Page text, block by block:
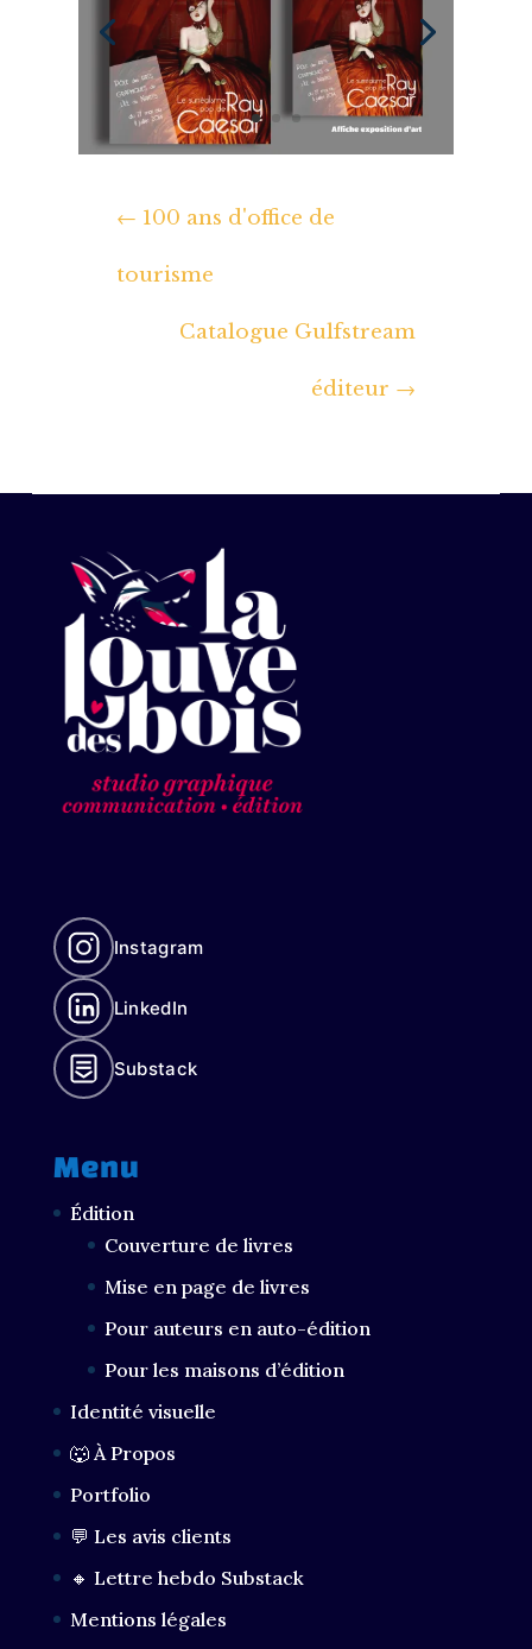
← 100 ans d'office de
tourisme
Catalogue Gulfstream
éditeur →
Instagram
LinkedIn
Substack
Menu
Édition
Couverture de livres
Mise en page de livres
Pour auteurs en auto-édition
Pour les maisons d’édition
Identité visuelle
🐺 À Propos
Portfolio
💬 Les avis clients
🔸 Lettre hebdo Substack
Mentions légales